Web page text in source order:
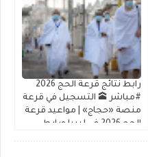
رابط نتائج قرعة الحج 2026
#مباشر 🕋 التسجيل في قرعة
منصة «حجاج» | مواعيد قرعة
الحج 2026 في ليبيا ورابط